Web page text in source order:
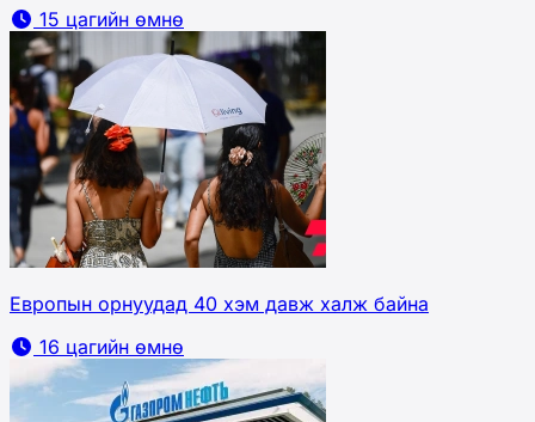
15 цагийн өмнө
Европын орнуудад 40 хэм давж халж байна
16 цагийн өмнө